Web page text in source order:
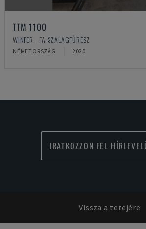
TTM 1100
WINTER - FA SZALAGFŰRÉSZ
NÉMETORSZÁG 2020
IRATKOZZON FEL
Vissza a tetejére